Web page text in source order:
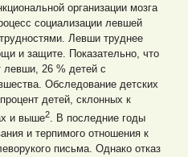
организации мозга
социализации левшей
Левши труднее
и защите. Показательно, что
левши, 26 % детей с
Обследование детских
детей, склонных к
и выше2. В последние годы
и терпимого отношения к
письма. Однако отказ